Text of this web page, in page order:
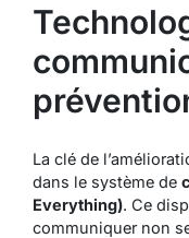
La clé de
dans le système de
Everything). Ce
communiquer non